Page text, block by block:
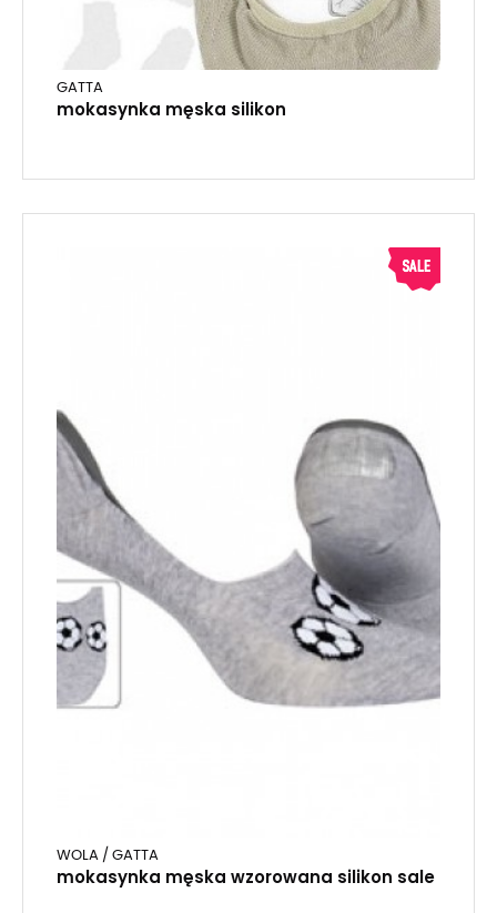
GATTA
mokasynka męska silikon
WOLA / GATTA
mokasynka męska wzorowana silikon sale